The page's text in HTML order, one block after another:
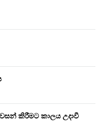
කිරීමට කාලය උදාවී